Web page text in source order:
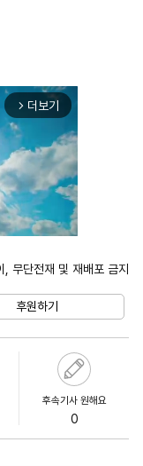
arrow_forward_ios 더보기
무단전재 및 재배포 금지
후원하기
후속기사 원해요
0